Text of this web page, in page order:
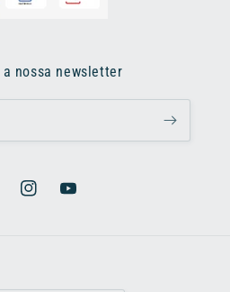
a nossa newsletter
InstagramYouTube